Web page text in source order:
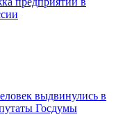
выдвинулись в
Госдумы